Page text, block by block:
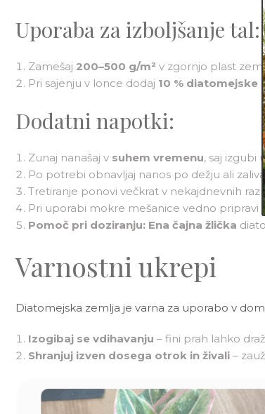
Uporaba za izboljšanje tal:
Zamešaj 200–500 g/m² v zgornjo plast
Pri sajenju v lonce dodaj 10 % diatomejske
Dodatni napotki:
Zunaj nanašaj v suhem vremenu, saj izgubi
Po potrebi obnavljaj nanos po dežju ali
Tretiranje ponovi večkrat v nekajdnevnih
Pri uporabi mokre mešanice vedno pripravi
Pomoč pri doziranju: Ena čajna žlička
Varnostni ukrepi
Diatomejska zemlja je varna za uporabo v
Izogibaj se vdihavanju – fini prah lahko
Shranjuj izven dosega otrok in živali –